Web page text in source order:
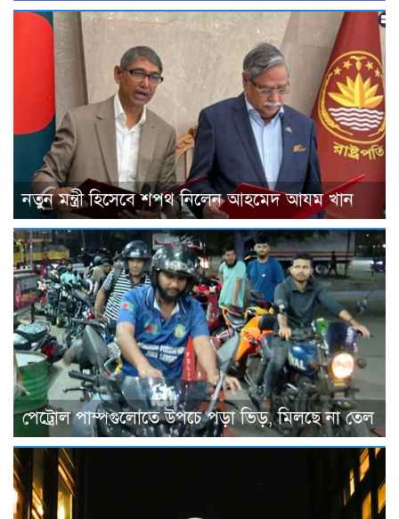
নতুন মন্ত্রী হিসেবে শপথ নিলেন আহমেদ আযম খান
পেট্রোল পাম্পগুলোতে উপচে পড়া ভিড়, মিলছে না তেল